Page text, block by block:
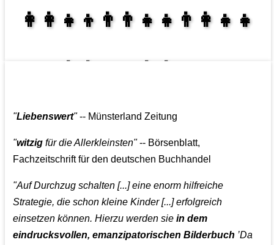
👩‍👩‍👧‍👦👨‍👨‍👧‍👧👨‍👩‍👧‍👧
"Liebenswert"-- Münsterland Zeitung
"witzig für die Allerkleinsten"-- Börsenblatt,
Fachzeitschrift für den deutschen Buchhandel
"Auf Durchzug schalten [...] eine enorm hilfreiche
Strategie, die schon kleine Kinder [...] erfolgreich
einsetzen können. Hierzu werden siein dem
eindrucksvollen, emanzipatorischen Bilderbuch ’Da